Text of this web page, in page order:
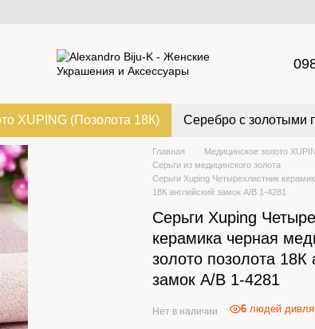
XUPING (Позолота 18К) Серебро с золотыми
Главная
Медицинское золото
Серьги из медицинского золота
Серьги Xuping Четырехлистник
18К английский замок А/В 1-4281
Серьги Xuping
керамика черная
золото позолота 18К
замок А/В 1-4281
Нет в наличии 6 людей